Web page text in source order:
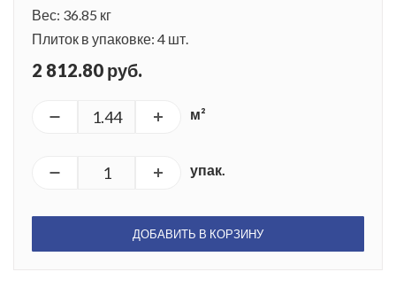
Вес: 36.85 кг
Плиток в упаковке: 4 шт.
2 812.80 руб.
м²
упак.
ДОБАВИТЬ В КОРЗИНУ